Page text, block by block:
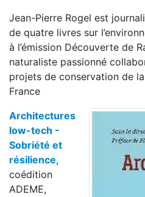
Jean-Pierre Rogel est
de quatre livres sur
à l’émission Découverte de
naturaliste passionné
projets de conservation de
France
Architectures
low-tech -
Sobriété et
résilience,
coédition
ADEME,